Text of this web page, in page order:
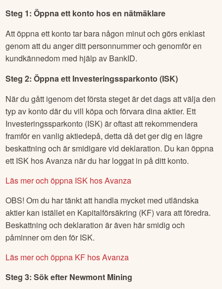
Steg 1: Öppna ett konto hos en nätmäklare
Att öppna ett konto tar bara någon minut och görs enklast
genom att du anger ditt personnummer och genomför en
kundkännedom med hjälp av BankID.
Steg 2: Öppna ett Investeringssparkonto (ISK)
När du gått igenom det första steget är det dags att välja den
typ av konto där du vill köpa och förvara dina aktier. Ett
Investeringssparkonto (ISK) är oftast att rekommendera
framför en vanlig aktiedepå, detta då det ger dig en lägre
beskattning och är smidigare vid deklaration. Du kan öppna
ett ISK hos Avanza när du har loggat in på ditt konto.
Läs mer och öppna ISK hos Avanza
OBS! Om du har tänkt att handla mycket med utländska
aktier kan istället en Kapitalförsäkring (KF) vara att föredra.
Beskattning och deklaration är även här smidig och
påminner om den för ISK.
Läs mer och öppna KF hos Avanza
Steg 3: Sök efter Newmont Mining